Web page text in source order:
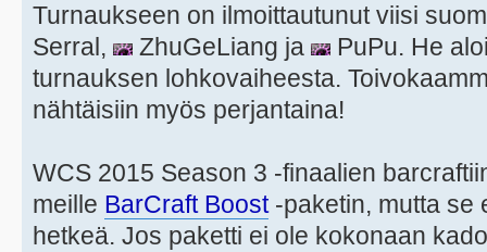
Turnaukseen on ilmoittautunut viisi
Serral,
ZhuGeLiang ja
PuPu. He
turnauksen lohkovaiheesta.
nähtäisiin myös perjantaina!
WCS 2015 Season 3 -finaalien
meille BarCraft Boost-paketin, mutta se
hetkeä. Jos paketti ei ole kokonaan